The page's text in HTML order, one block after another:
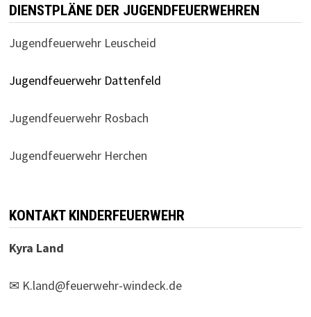
DIENSTPLÄNE DER JUGENDFEUERWEHREN
Jugendfeuerwehr Leuscheid
Jugendfeuerwehr Dattenfeld
Jugendfeuerwehr Rosbach
Jugendfeuerwehr Herchen
KONTAKT KINDERFEUERWEHR
Kyra Land
✉ K.land@feuerwehr-windeck.de